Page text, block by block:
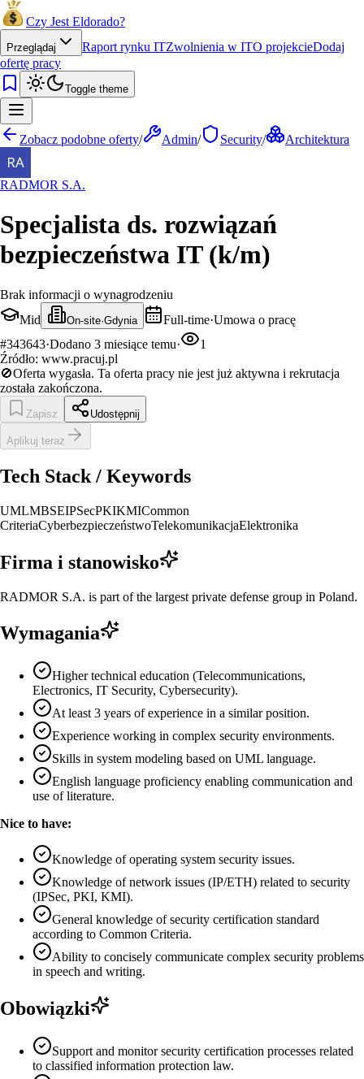
Czy Jest Eldorado?
Przeglądaj Raport rynku ITZwolnienia w ITO projekcieDodaj
ofertę pracy
Toggle theme
Zobacz podobne oferty/ Admin/ Security/ Architektura
RADMOR S.A.
Specjalista ds. rozwiązań
bezpieczeństwa IT (k/m)
Brak informacji o wynagrodzeniu
Mid
On-site·Gdynia Full-time·Umowa o pracę
#343643·Dodano 3 miesiące temu·
1
Źródło: www.pracuj.pl
🚫Oferta wygasła. Ta oferta pracy nie jest już aktywna i rekrutacja
została zakończona.
Zapisz Udostępnij
Aplikuj teraz
Tech Stack / Keywords
UMLMBSEIPSecPKIKMICommon
CriteriaCyberbezpieczeństwoTelekomunikacjaElektronika
Firma i stanowisko
RADMOR S.A. is part of the largest private defense group in Poland.
Wymagania
Higher technical education (Telecommunications,
Electronics, IT Security, Cybersecurity).
At least 3 years of experience in a similar position.
Experience working in complex security environments.
Skills in system modeling based on UML language.
English language proficiency enabling communication and
use of literature.
Nice to have:
Knowledge of operating system security issues.
Knowledge of network issues (IP/ETH) related to security
(IPSec, PKI, KMI).
General knowledge of security certification standard
according to Common Criteria.
Ability to concisely communicate complex security problems
in speech and writing.
Obowiązki
Support and monitor security certification processes related
to classified information protection law.